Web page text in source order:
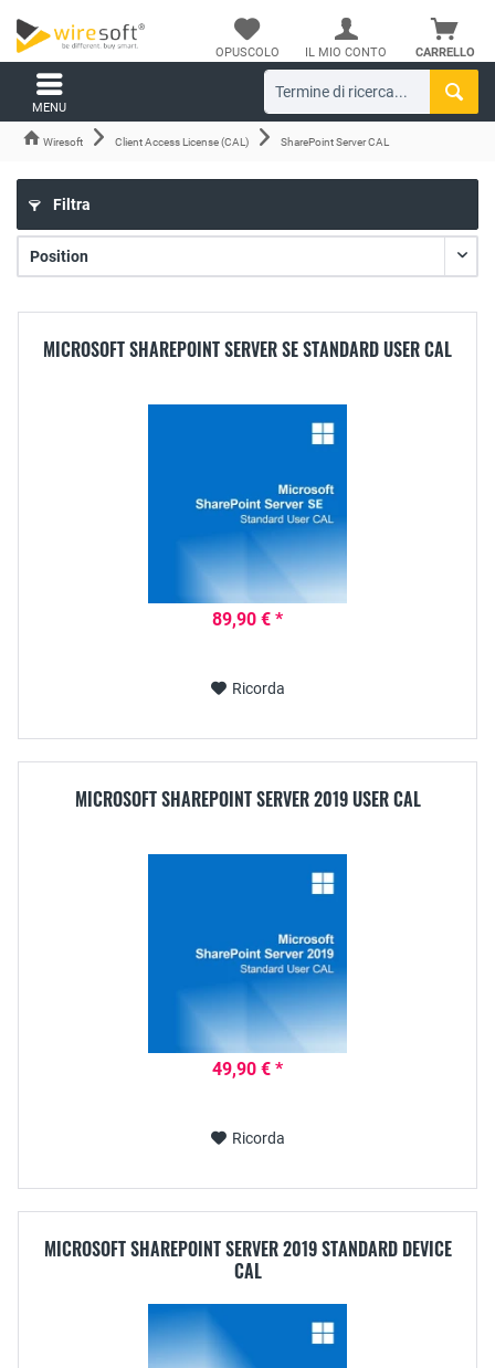
CARRELLO
OPUSCOLO IL MIO CONTO
MENU
Wiresoft Client Access License (CAL) SharePoint Server CAL
Filtra
MICROSOFT SHAREPOINT SERVER SE STANDARD USER CAL
89,90 € *
Ricorda
MICROSOFT SHAREPOINT SERVER 2019 USER CAL
49,90 € *
Ricorda
MICROSOFT SHAREPOINT SERVER 2019 STANDARD DEVICE
CAL